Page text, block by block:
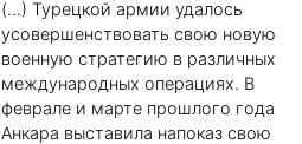
(...) Турецкой армии удалось
усовершенствовать свою новую
военную стратегию в различных
международных операциях. В
феврале и марте прошлого года
Анкара выставила напоказ свою